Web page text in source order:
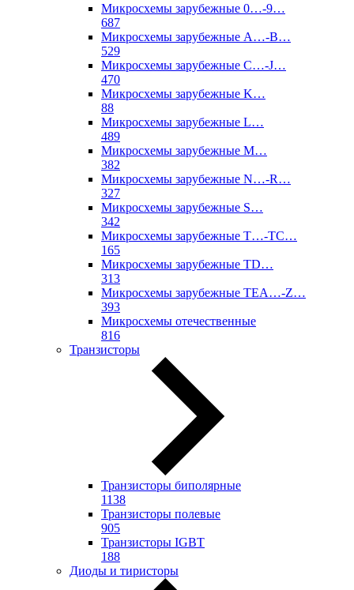
Микросхемы зарубежные 0…-9…
687
Микросхемы зарубежные A…-B…
529
Микросхемы зарубежные C…-J…
470
Микросхемы зарубежные K…
88
Микросхемы зарубежные L…
489
Микросхемы зарубежные M…
382
Микросхемы зарубежные N…-R…
327
Микросхемы зарубежные S…
342
Микросхемы зарубежные T…-TC…
165
Микросхемы зарубежные TD…
313
Микросхемы зарубежные TEA…-Z…
393
Микросхемы отечественные
816
Транзисторы
Транзисторы биполярные
1138
Транзисторы полевые
905
Транзисторы IGBT
188
Диоды и тиристоры